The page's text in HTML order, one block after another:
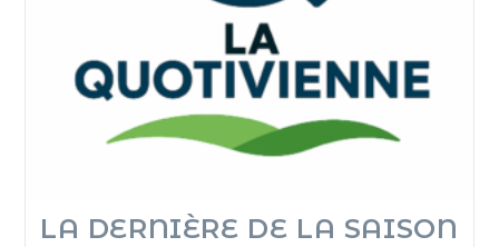
LA DERNIÈRE DE LA SAISON